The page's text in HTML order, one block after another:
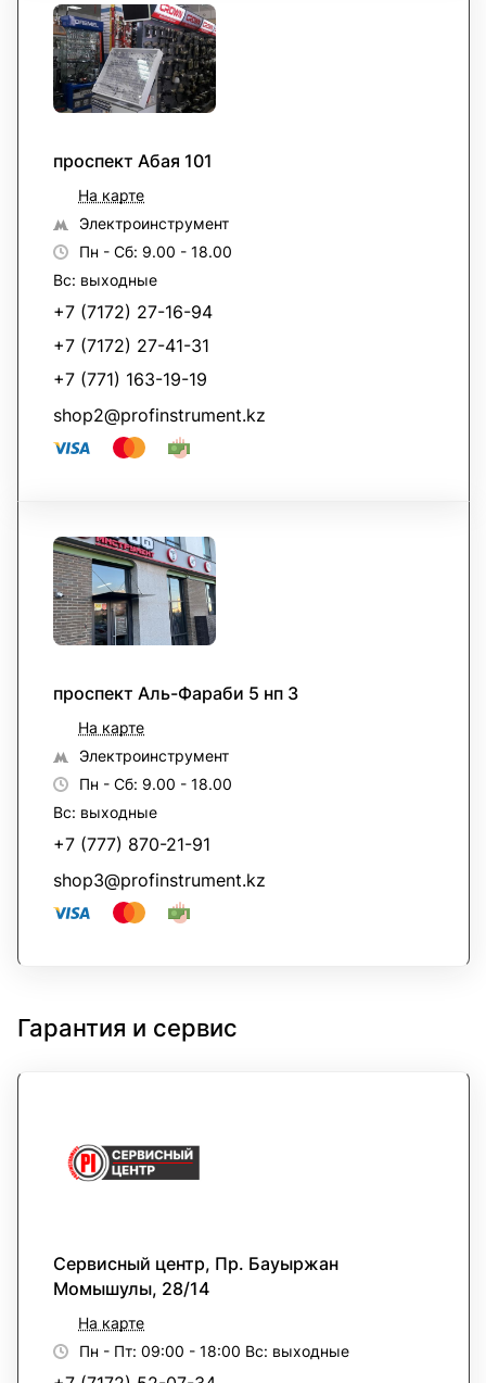
проспект Абая 101
На карте
Электроинструмент
Пн - Сб: 9.00 - 18.00
Вс: выходные
+7 (7172) 27-16-94
+7 (7172) 27-41-31
+7 (771) 163-19-19
shop2@profinstrument.kz
проспект Аль-Фараби 5 нп 3
На карте
Электроинструмент
Пн - Сб: 9.00 - 18.00
Вс: выходные
+7 (777) 870-21-91
shop3@profinstrument.kz
Гарантия и сервис
Сервисный центр, Пр. Бауыржан
Момышулы, 28/14
На карте
Пн - Пт: 09:00 - 18:00 Вс: выходные